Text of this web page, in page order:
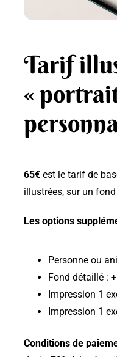
Tarif
«
65€est le tarif de
illustrées, sur un
Les options
Personne ou
Fond détaillé :
Impression 1
Impression 1
Conditions de